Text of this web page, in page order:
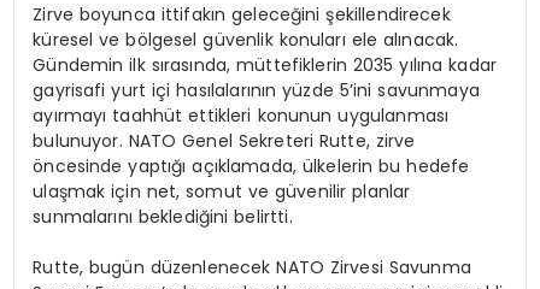
Zirve boyunca ittifakın geleceğini şekillendirecek
küresel ve bölgesel güvenlik konuları ele alınacak.
Gündemin ilk sırasında, müttefiklerin 2035 yılına kadar
gayrisafi yurt içi hasılalarının yüzde 5’ini savunmaya
ayırmayı taahhüt ettikleri konunun uygulanması
bulunuyor. NATO Genel Sekreteri Rutte, zirve
öncesinde yaptığı açıklamada, ülkelerin bu hedefe
ulaşmak için net, somut ve güvenilir planlar
sunmalarını beklediğini belirtti.
Rutte, bugün düzenlenecek NATO Zirvesi Savunma